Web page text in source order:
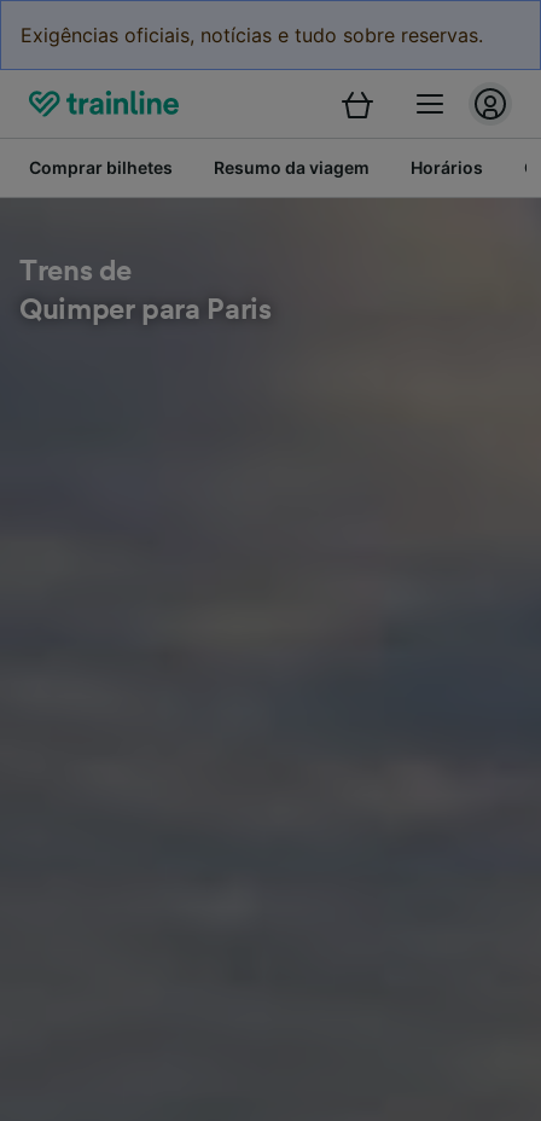
Exigências oficiais, notícias e tudo sobre reservas.
Comprar bilhetes Resumo da viagem Horários
Trens de
Quimper para Paris